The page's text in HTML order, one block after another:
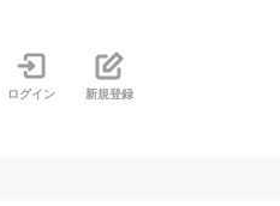
ログイン 新規登録